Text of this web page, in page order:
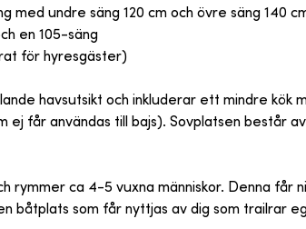
med undre säng 120 cm och övre säng 140
en 105-säng
för hyresgäster)
havsutsikt och inkluderar ett mindre kök
ej får användas till bajs). Sovplatsen består
rymmer ca 4-5 vuxna människor. Denna får
båtplats som får nyttjas av dig som trailrar